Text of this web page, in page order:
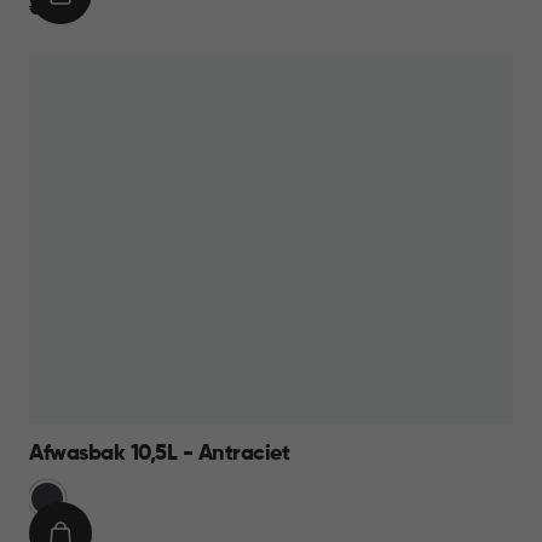
€
€ 8,95
IN
Afwasbak 10,5L - Antraciet
Grijs